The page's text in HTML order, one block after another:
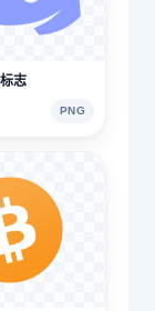
志
PNG